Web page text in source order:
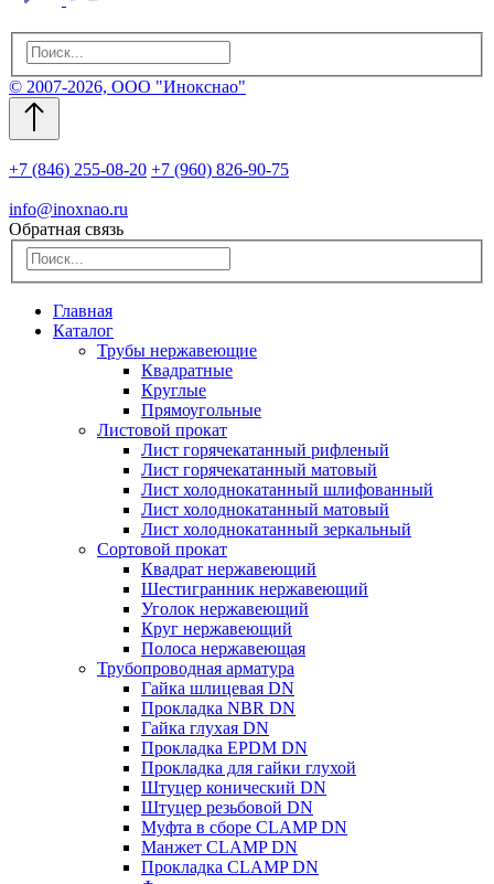
© 2007-2026, ООО "Инокснао"
+7 (846) 255-08-20 +7 (960) 826-90-75
info@inoxnao.ru
Обратная связь
Главная
Каталог
Трубы нержавеющие
Квадратные
Круглые
Прямоугольные
Листовой прокат
Лист горячекатанный рифленый
Лист горячекатанный матовый
Лист холоднокатанный шлифованный
Лист холоднокатанный матовый
Лист холоднокатанный зеркальный
Сортовой прокат
Квадрат нержавеющий
Шестигранник нержавеющий
Уголок нержавеющий
Круг нержавеющий
Полоса нержавеющая
Трубопроводная арматура
Гайка шлицевая DN
Прокладка NBR DN
Гайка глухая DN
Прокладка EPDM DN
Прокладка для гайки глухой
Штуцер конический DN
Штуцер резьбовой DN
Муфта в сборе CLAMP DN
Манжет CLAMP DN
Прокладка CLAMP DN